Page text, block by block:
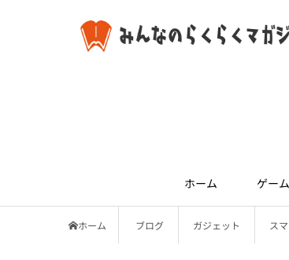
ホーム ゲーム
ホーム ブログ ガジェット ス